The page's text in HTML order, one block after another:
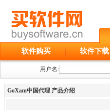
软件购买 软件下载
用户名:
GoXam中国代理 产品介绍